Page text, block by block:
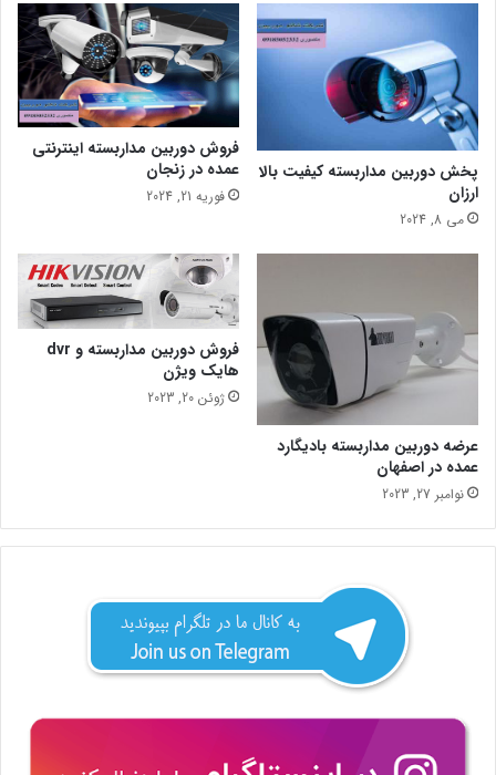
پخش دوربین مداربسته کیفیت بالا
ارزان
می 8, 2024
فروش دوربین مداربسته اینترنتی
عمده در زنجان
فوریه 21, 2024
عرضه دوربین مداربسته بادیگارد
عمده در اصفهان
نوامبر 27, 2023
فروش دوربین مداربسته و dvr
هایک ویژن
ژوئن 20, 2023